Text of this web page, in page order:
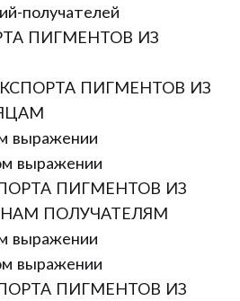
получателей
ПИГМЕНТОВ ИЗ
ПИГМЕНТОВ ИЗ
выражении
выражении
ПИГМЕНТОВ ИЗ
ПОЛУЧАТЕЛЯМ
выражении
выражении
ПИГМЕНТОВ ИЗ